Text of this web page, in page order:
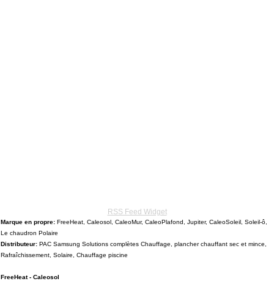
RSS Feed Widget
Marque en propre: FreeHeat, Caleosol, CaleoMur, CaleoPlafond, Jupiter, CaleoSoleil, Soleil-ô,
Le chaudron Polaire
Distributeur: PAC Samsung Solutions complètes Chauffage, plancher chauffant sec et mince,
Rafraîchissement, Solaire, Chauffage piscine
FreeHeat - Caleosol